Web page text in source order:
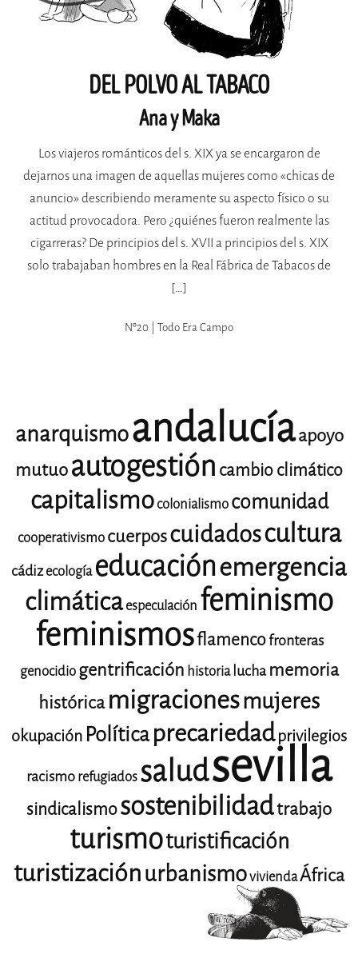
DEL POLVO AL TABACO
Ana y Maka
Los viajeros románticos del s. XIX ya se encargaron de
dejarnos una imagen de aquellas mujeres como «chicas de
anuncio» describiendo meramente su aspecto físico o su
actitud provocadora. Pero ¿quiénes fueron realmente las
cigarreras? De principios del s. XVII a principios del s. XIX
solo trabajaban hombres en la Real Fábrica de Tabacos de
[…]
Nº20 | Todo Era Campo
anarquismoandalucíaapoyo
mutuoautogestión cambio climático
capitalismocolonialismocomunidad
cooperativismocuerposcuidadoscultura
cádizecología educaciónemergencia
climáticaespeculación feminismo
feminismosflamencofronteras
genocidiogentrificación historialucha memoria
histórica migracionesmujeres
okupaciónPolíticaprecariedadprivilegios
racismorefugiadossaludsevilla
sindicalismosostenibilidadtrabajo
turismoturistificación
turistizaciónurbanismoviviendaÁfrica